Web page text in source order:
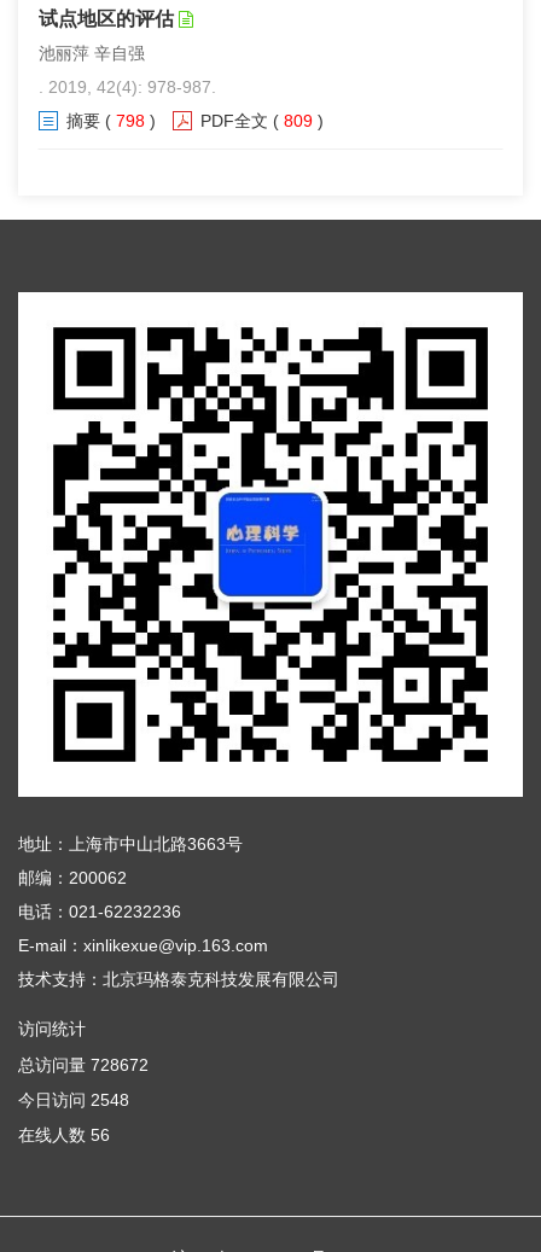
试点地区的评估
池丽萍 辛自强
. 2019, 42(4): 978-987.
摘要 ( 798 ) PDF全文 ( 809 )
地址：上海市中山北路3663号
邮编：200062
电话：021-62232236
E-mail：xinlikexue@vip.163.com
技术支持： 北京玛格泰克科技发展有限公司
访问统计
总访问量 728672
今日访问 2548
在线人数 56